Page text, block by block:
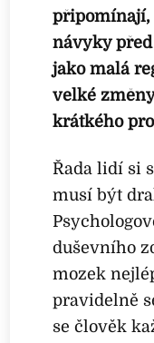
připomínají,
návyky
jako malá
velké
krátkého
Řada lidí si
musí být
duševního
mozek
pravidelně
se člověk